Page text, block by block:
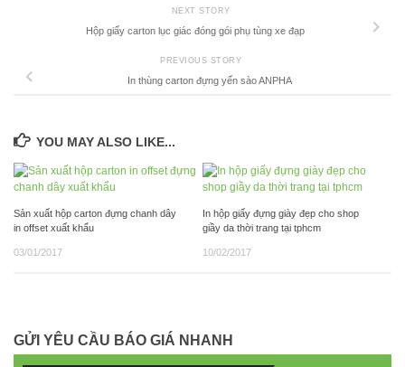
NEXT STORY
Hộp giấy carton lục giác đóng gói phụ tùng xe đạp
PREVIOUS STORY
In thùng carton đựng yến sào ANPHA
YOU MAY ALSO LIKE...
Sản xuất hộp carton đựng chanh dây
in offset xuất khẩu
03/01/2017
In hộp giấy đựng giày đẹp cho shop
giầy da thời trang tại tphcm
10/02/2017
GỬI YÊU CẦU BÁO GIÁ NHANH